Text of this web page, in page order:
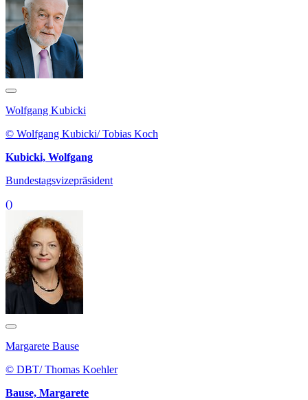
Wolfgang Kubicki
© Wolfgang Kubicki/ Tobias Koch
Kubicki, Wolfgang
Bundestagsvizepräsident
()
Margarete Bause
© DBT/ Thomas Koehler
Bause, Margarete